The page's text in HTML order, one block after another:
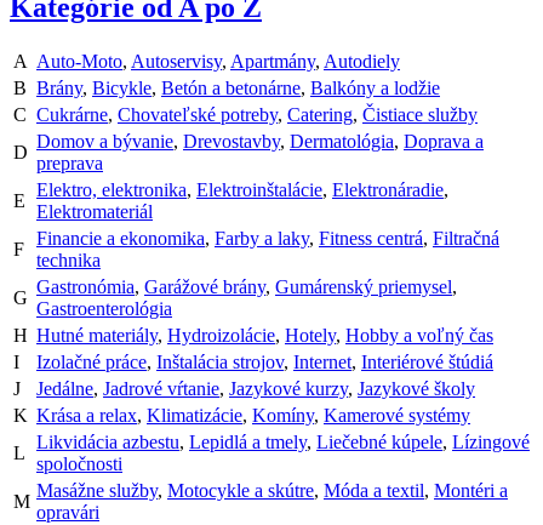
Kategórie od A po Z
A Auto-Moto, Autoservisy, Apartmány, Autodiely
B Brány, Bicykle, Betón a betonárne, Balkóny a lodžie
C Cukrárne, Chovateľské potreby, Catering, Čistiace služby
D
Domov a bývanie, Drevostavby, Dermatológia, Doprava a
preprava
E
Elektro, elektronika, Elektroinštalácie, Elektronáradie,
Elektromateriál
F
Financie a ekonomika, Farby a laky, Fitness centrá, Filtračná
technika
G
Gastronómia, Garážové brány, Gumárenský priemysel,
Gastroenterológia
H Hutné materiály, Hydroizolácie, Hotely, Hobby a voľný čas
I
Izolačné práce, Inštalácia strojov, Internet, Interiérové štúdiá
J
Jedálne, Jadrové vŕtanie, Jazykové kurzy, Jazykové školy
K Krása a relax, Klimatizácie, Komíny, Kamerové systémy
L
Likvidácia azbestu, Lepidlá a tmely, Liečebné kúpele, Lízingové
spoločnosti
M
Masážne služby, Motocykle a skútre, Móda a textil, Montéri a
opravári